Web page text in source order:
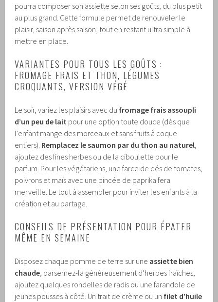
pourra composer son assiette selon ses goûts, du plus petit
au plus grand. Cette formule permet de renouveler le
plaisir, saison après saison, tout en restant ultra simple à
mettre en place.
VARIANTES POUR TOUS LES GOÛTS :
FROMAGE FRAIS ET THON, LÉGUMES
CROQUANTS, VERSION VÉGÉ
Le soir, variez les plaisirs avec du fromage frais assoupli
d’un peu de lait pour une option toute douce (dès que
l’enfant mange des morceaux et sans fruits à coque
entiers). Remplacez le saumon par du thon au naturel,
ajoutez des fines herbes ou de la ciboulette pour le
parfum. Pour les végétariens, une farce de dés de tomates,
poivrons et maïs avec une pincée de paprika fera
merveille. Le tout à assembler pour inviter les enfants à la
création et au partage.
CONSEILS DE PRÉSENTATION POUR ÉPATER
MÊME EN SEMAINE
Disposez chaque pomme de terre sur une assiette bien
chaude, parsemez-la généreusement d’herbes fraîches,
ajoutez quelques rondelles de radis ou une farandole de
jeunes pousses à côté. Un trait de crème ou un filet d’huile